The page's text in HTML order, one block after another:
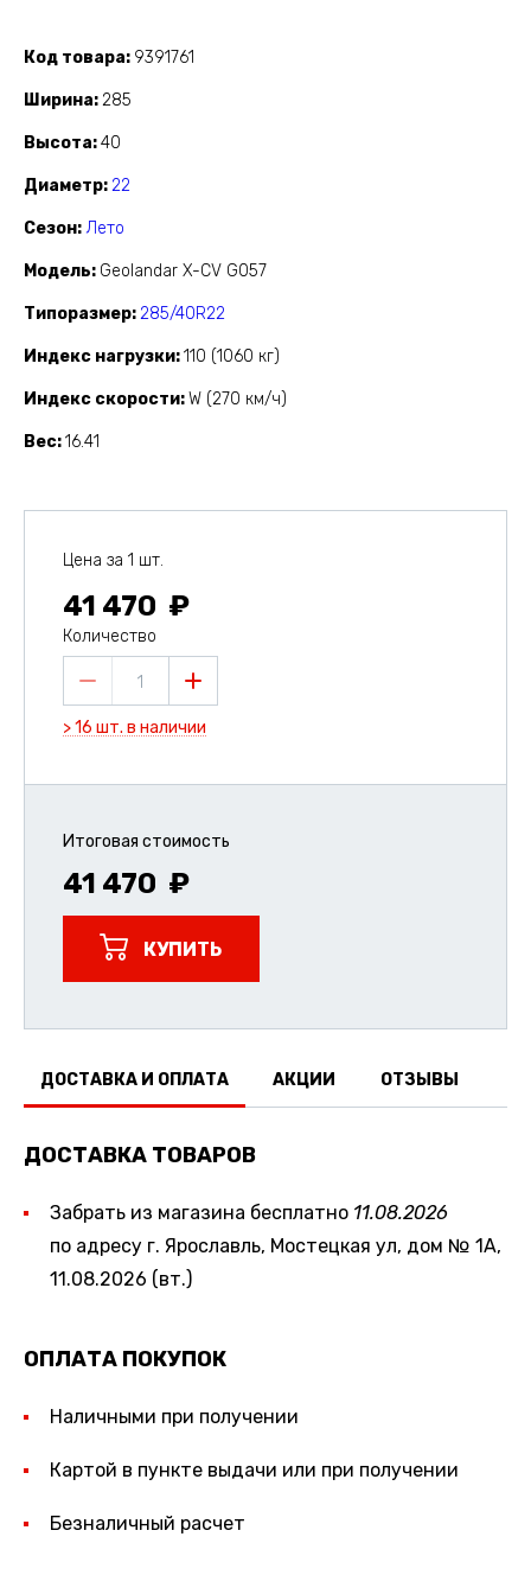
Код товара 9391761
Ширина 285
Высота 40
Диаметр 22
Сезон Лето
Модель Geolandar X-CV G057
Типоразмер 285/40R22
Индекс нагрузки 110 (1060 кг)
Индекс скорости W (270 км/ч)
Вес 16.41
Цена за 1 шт.
41 470
Количество
1
> 16 шт. в наличии
Итоговая стоимость
41 470
КУПИТЬ
ДОСТАВКА И ОПЛАТА АКЦИИ ОТЗЫВЫ
ДОСТАВКА ТОВАРОВ
Забрать из магазина бесплатно 11.08.2026
по адресу г. Ярославль, Мостецкая ул, дом № 1А,
11.08.2026 (вт.)
ОПЛАТА ПОКУПОК
Наличными при получении
Картой в пункте выдачи или при получении
Безналичный расчет